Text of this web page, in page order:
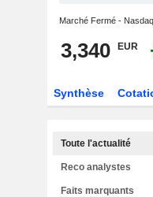
Marché Fermé -
3,340 EUR
Synthèse
Toute l'actualité
Reco analystes
Faits marquants